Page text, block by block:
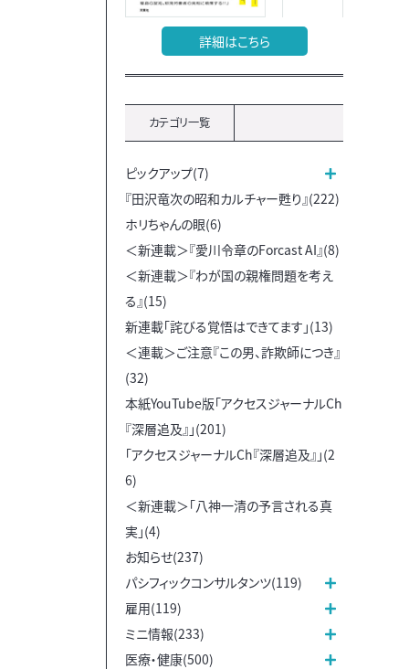
詳細はこちら
カテゴリ一覧
ピックアップ(7)
『田沢竜次の昭和カルチャー甦り』(222)
ホリちゃんの眼(6)
＜新連載＞『愛川令章のForcast AI』(8)
＜新連載＞『わが国の親権問題を考え
る』(15)
新連載「詫びる覚悟はできてます」(13)
＜連載＞ご注意『この男、詐欺師につき』
(32)
本紙YouTube版「アクセスジャーナルCh
『深層追及』」(201)
「アクセスジャーナルCh『深層追及』」(2
6)
＜新連載＞「八神一清の予言される真
実」(4)
お知らせ(237)
パシフィックコンサルタンツ(119)
雇用(119)
ミニ情報(233)
医療・健康(500)